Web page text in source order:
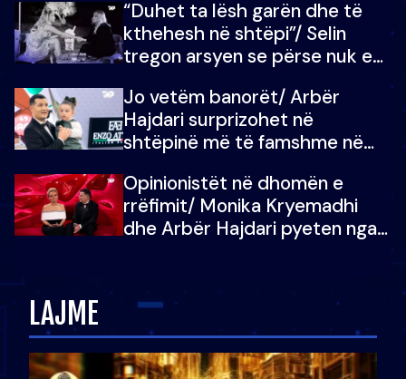
“Duhet ta lësh garën dhe të
kthehesh në shtëpi”/ Selin
tregon arsyen se përse nuk e
çoja luftën time deri në fund
Jo vetëm banorët/ Arbër
Hajdari surprizohet në
shtëpinë më të famshme në
vajzën e tij
Opinionistët në dhomën e
rrëfimit/ Monika Kryemadhi
dhe Arbër Hajdari pyeten nga
LAJME